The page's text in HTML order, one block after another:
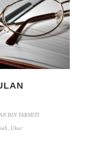
BIN TARMITI
, Ukur